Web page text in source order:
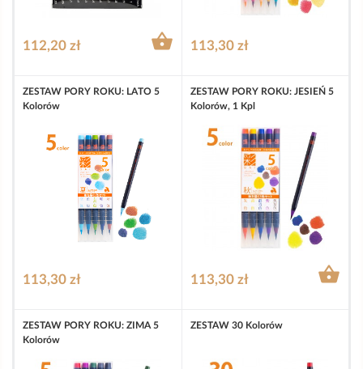
112,20 zł  113,30 zł
ZESTAW PORY ROKU: LATO 5
Kolorów
113,30 zł
ZESTAW PORY ROKU: JESIEŃ 5
Kolorów, 1 Kpl
113,30 zł 
ZESTAW PORY ROKU: ZIMA 5
Kolorów
ZESTAW 30 Kolorów